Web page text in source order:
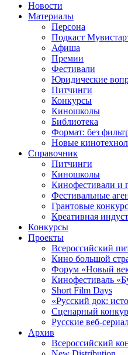
Новости
Материалы
Персона
Подкаст
Афиша
Премии
Фестивали
Юридические
Питчинги
Конкурсы
Киношколы
Библиотека
Формат: без
Новые
Справочник
Питчинги
Киношколы
Кинофестивали и
Фестивальные
Грантовые
Креативная
Конкурсы
Проекты
Всероссийский
Кино большой
Форум «Новый
Кинофестиваль
Short Film Days
«Русский док:
Сценарный
Русские веб-
Архив
Всероссийский